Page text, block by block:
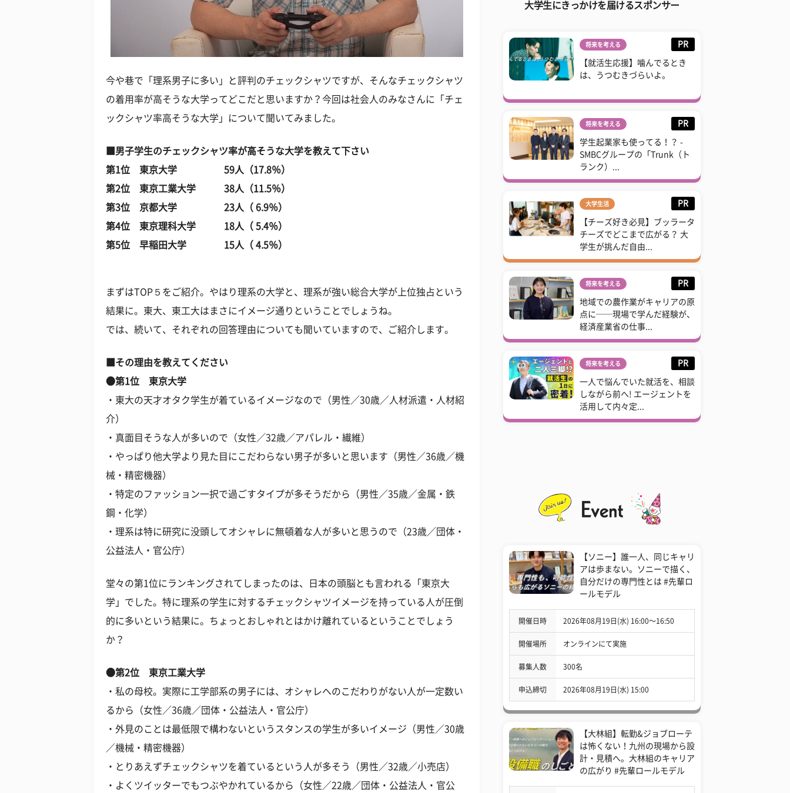
今や巷で「理系男子に多い」と評判のチェックシャツですが、そんなチェックシャツ
の着用率が高そうな大学ってどこだと思いますか？今回は社会人のみなさんに「チェ
ックシャツ率高そうな大学」について聞いてみました。
■男子学生のチェックシャツ率が高そうな大学を教えて下さい
第1位 東京大学 59人（17.8％）
第2位 東京工業大学 38人（11.5％）
第3位 京都大学 23人（ 6.9％）
第4位 東京理科大学 18人（ 5.4％）
第5位 早稲田大学 15人（ 4.5％）
まずはTOP５をご紹介。やはり理系の大学と、理系が強い総合大学が上位独占という
結果に。東大、東工大はまさにイメージ通りということでしょうね。
では、続いて、それぞれの回答理由についても聞いていますので、ご紹介します。
■その理由を教えてください
●第1位 東京大学
・東大の天才オタク学生が着ているイメージなので（男性／30歳／人材派遣・人材紹
介）
・真面目そうな人が多いので（女性／32歳／アパレル・繊維）
・やっぱり他大学より見た目にこだわらない男子が多いと思います（男性／36歳／機
械・精密機器）
・特定のファッション一択で過ごすタイプが多そうだから（男性／35歳／金属・鉄
鋼・化学）
・理系は特に研究に没頭してオシャレに無頓着な人が多いと思うので（23歳／団体・
公益法人・官公庁）
堂々の第1位にランキングされてしまったのは、日本の頭脳とも言われる「東京大
学」でした。特に理系の学生に対するチェックシャツイメージを持っている人が圧倒
的に多いという結果に。ちょっとおしゃれとはかけ離れているということでしょう
か？
●第2位 東京工業大学
・私の母校。実際に工学部系の男子には、オシャレへのこだわりがない人が一定数い
るから（女性／36歳／団体・公益法人・官公庁）
・外見のことは最低限で構わないというスタンスの学生が多いイメージ（男性／30歳
／機械・精密機器）
・とりあえずチェックシャツを着ているという人が多そう（男性／32歳／小売店）
・よくツイッターでもつぶやかれているから（女性／22歳／団体・公益法人・官公
大学生にきっかけを届けるスポンサー
将来を考える PR
【就活生応援】噛んでるとき
は、うつむきづらいよ。
将来を考える PR
学生起業家も使ってる！？ -
SMBCグループの「Trunk（ト
ランク）...
大学生活 PR
【チーズ好き必見】ブッラータ
チーズでどこまで広がる？ 大
学生が挑んだ自由...
将来を考える PR
地域での農作業がキャリアの原
点に──現場で学んだ経験が、
経済産業省の仕事...
将来を考える PR
一人で悩んでいた就活を、相談
しながら前へ! エージェントを
活用して内々定...
【ソニー】誰一人、同じキャリ
アは歩まない。ソニーで描く、
自分だけの専門性とは #先輩ロ
ールモデル
開催日時 2026年08月19日(水) 16:00〜16:50
開催場所 オンラインにて実施
募集人数 300名
申込締切 2026年08月19日(水) 15:00
【大林組】転勤&ジョブローテ
は怖くない！九州の現場から設
計・見積へ。大林組のキャリア
の広がり #先輩ロールモデル